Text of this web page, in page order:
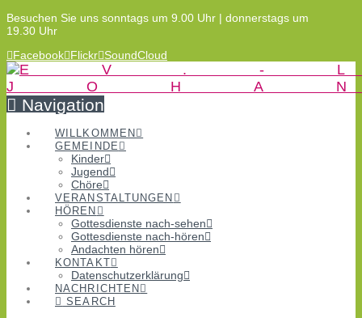
Besuchen Sie uns sonntags um 9.00 Uhr | donnerstags um
19.30 Uhr
Facebook Flickr SoundCloud
Navigation
WILLKOMMEN
GEMEINDE
Kinder
Jugend
Chöre
VERANSTALTUNGEN
HÖREN
Gottesdienste nach-sehen
Gottesdienste nach-hören
Andachten hören
KONTAKT
Datenschutzerklärung
NACHRICHTEN
SEARCH